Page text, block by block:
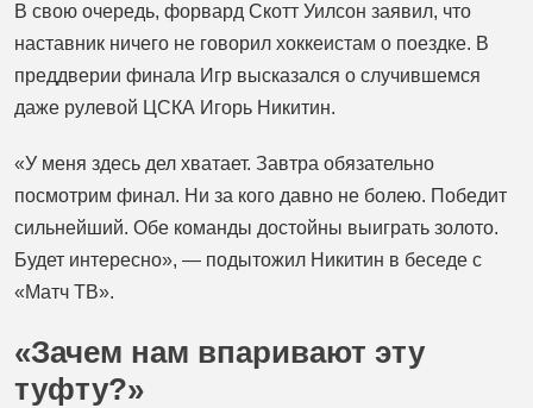
В свою очередь, форвард Скотт Уилсон заявил, что
наставник ничего не говорил хоккеистам о поездке. В
преддверии финала Игр высказался о случившемся
даже рулевой ЦСКА Игорь Никитин.
«У меня здесь дел хватает. Завтра обязательно
посмотрим финал. Ни за кого давно не болею. Победит
сильнейший. Обе команды достойны выиграть золото.
Будет интересно», — подытожил Никитин в беседе с
«Матч ТВ».
«Зачем нам впаривают эту
туфту?»